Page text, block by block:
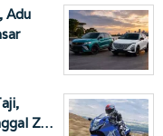
Adu
Z…